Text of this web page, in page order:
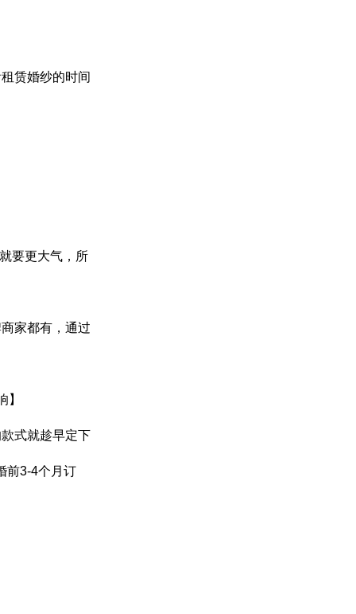
赁婚纱的时间
要更大气，所
家都有，通过
】
式就趁早定下
前3-4个月订